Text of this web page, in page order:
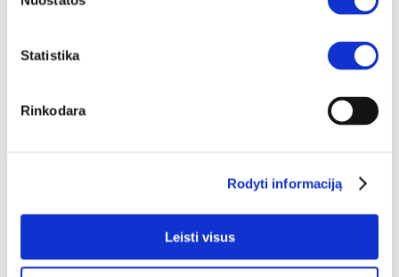
Statistika
Rinkodara
Rodyti informaciją
Leisti visus